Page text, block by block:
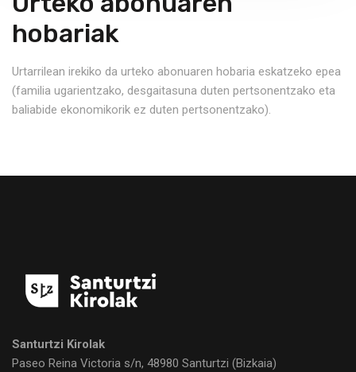
hobariak
Urtarrilean irekiko da urteko abonuaren hobaria eskatzeko epea
(familia ugarientzako, desgaitasuna duten pertsonentzako eta
baliabide ekonomikorik ez duten pertsonentzako).
Santurtzi Kirolak
Paseo Reina Victoria s/n, 48980 Santurtzi (Bizkaia)